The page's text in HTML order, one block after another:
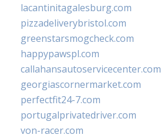
lacantinitagalesburg.com
pizzadeliverybristol.com
greenstarsmogcheck.com
happypawspl.com
callahansautoservicecenter.com
georgiascornermarket.com
perfectfit24-7.com
portugalprivatedriver.com
von-racer.com